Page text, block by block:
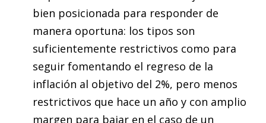
bien posicionada para responder de
manera oportuna: los tipos son
suficientemente restrictivos como para
seguir fomentando el regreso de la
inflación al objetivo del 2%, pero menos
restrictivos que hace un año y con amplio
margen para bajar en el caso de un